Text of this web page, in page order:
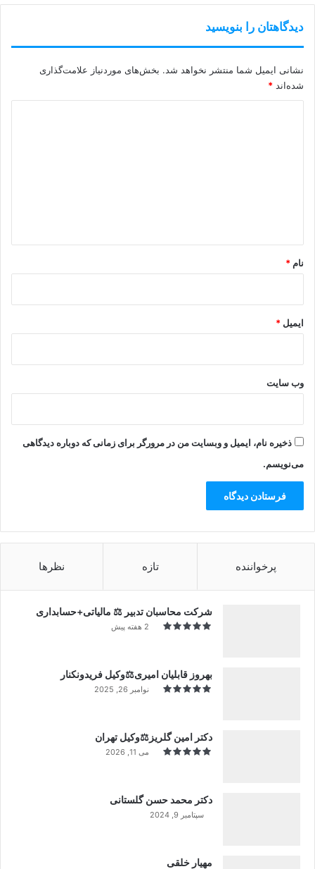
دیدگاهتان را بنویسید
نشانی ایمیل شما منتشر نخواهد شد. بخش‌های موردنیاز علامت‌گذاری
شده‌اند *
نام *
ایمیل *
وب‌ سایت
ذخیره نام، ایمیل و وبسایت من در مرورگر برای زمانی که دوباره دیدگاهی
می‌نویسم.
پرخواننده تازه نظرها
شرکت محاسبان تدبیر ⚖️ مالیاتی+حسابداری
2 هفته پیش
بهروز قابلیان امیری⚖️وکیل فریدونکنار
نوامبر 26, 2025
دکتر امین گلریز⚖️وکیل تهران
می 11, 2026
دکتر محمد حسن گلستانی
سپتامبر 9, 2024
مهیار خلقی